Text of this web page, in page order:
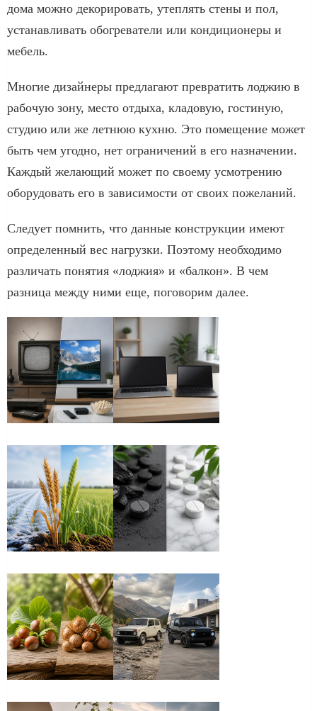
дома можно декорировать, утеплять стены и пол,
устанавливать обогреватели или кондиционеры и
мебель.
Многие дизайнеры предлагают превратить лоджию в
рабочую зону, место отдыха, кладовую, гостиную,
студию или же летнюю кухню. Это помещение может
быть чем угодно, нет ограничений в его назначении.
Каждый желающий может по своему усмотрению
оборудовать его в зависимости от своих пожеланий.
Следует помнить, что данные конструкции имеют
определенный вес нагрузки. Поэтому необходимо
различать понятия «лоджия» и «балкон». В чем
разница между ними еще, поговорим далее.